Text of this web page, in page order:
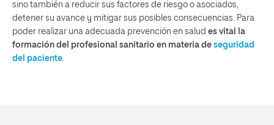
sino también a reducir sus factores de riesgo o asociados,
detener su avance y mitigar sus posibles consecuencias. Para
poder realizar una adecuada prevención en salud es vital la
formación del profesional sanitario en materia de seguridad
del paciente.